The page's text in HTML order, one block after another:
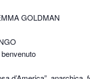
GOLDMAN